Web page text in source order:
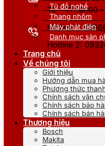
T2 - T7 (8h00 -
Hotline 1:
Hotline 2:
Tủ đồ nghề
Thang nhôm
Máy phát điện
Danh mục sản
Trang chủ
Về chúng tôi
Giới thiệu
Hướng dẫn mua
Phương thức
Chính sách vận
Chính sách bảo
Chính sách bán
Thương hiệu
Bosch
Makita